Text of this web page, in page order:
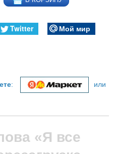
Twitter
Мой мир
: или
«Я все